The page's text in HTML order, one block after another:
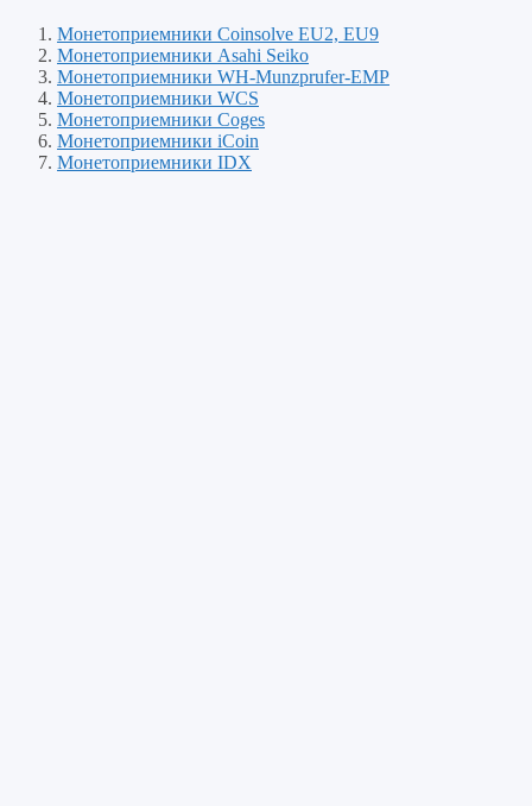
Монетоприемники Coinsolve EU2, EU9
Монетоприемники Asahi Seiko
Монетоприемники WH-Munzprufer-EMP
Монетоприемники WCS
Монетоприемники Coges
Монетоприемники iCoin
Монетоприемники IDX